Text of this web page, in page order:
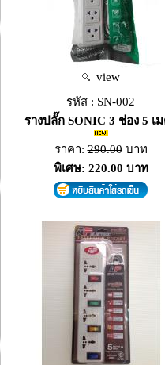
view
รหัส : SN-002
รางปลั๊ก SONIC 3 ช่อง 5 เ
ราคา:290.00บาท
พิเศษ: 220.00 บาท